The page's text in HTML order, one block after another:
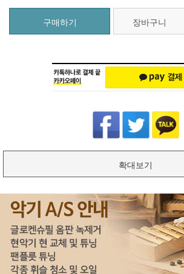
구매하기 장바구니
확대보기